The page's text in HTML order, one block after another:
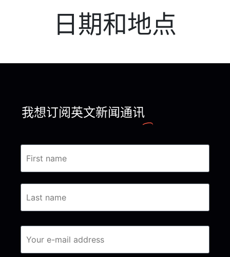
日期和地点
我想订阅英文新闻通讯